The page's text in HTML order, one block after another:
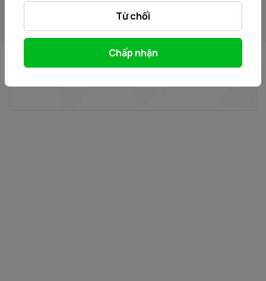
14/06/2024
Từ chối
Chấp nhận